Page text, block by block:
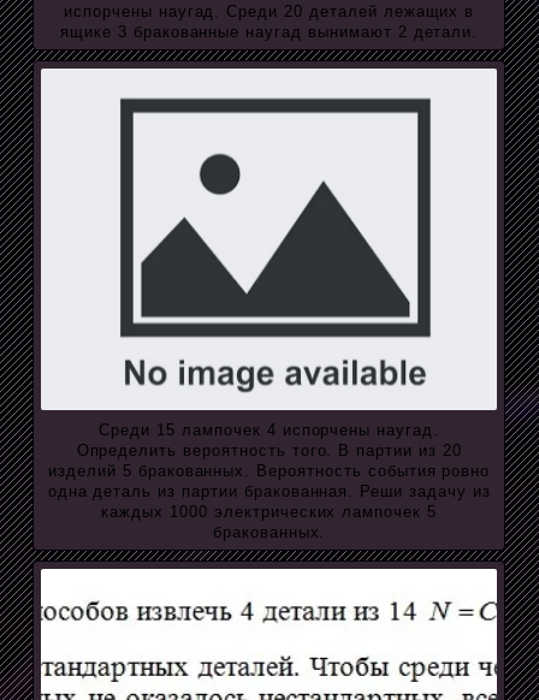
испорчены наугад. Среди 20 деталей лежащих в
ящике 3 бракованные наугад вынимают 2 детали.
Среди 15 лампочек 4 испорчены наугад.
Определить вероятность того. В партии из 20
изделий 5 бракованных. Вероятность события ровно
одна деталь из партии бракованная. Реши задачу из
каждых 1000 электрических лампочек 5
бракованных.